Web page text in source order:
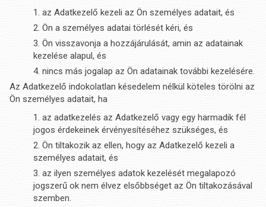
az Adatkezelő kezeli az Ön személyes adatait, és
Ön a személyes adatai törlését kéri, és
Ön visszavonja a hozzájárulását, amin az adatainak
kezelése alapul, és
nincs más jogalap az Ön adatainak további kezelésére.
Az Adatkezelő indokolatlan késedelem nélkül köteles törölni az
Ön személyes adatait, ha
az adatkezelés az Adatkezelő vagy egy harmadik fél
jogos érdekeinek érvényesítéséhez szükséges, és
Ön tiltakozik az ellen, hogy az Adatkezelő kezeli a
személyes adatait, és
az ilyen személyes adatok kezelését megalapozó
jogszerű ok nem élvez elsőbbséget az Ön tiltakozásával
szemben.